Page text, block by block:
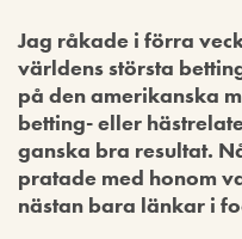
Jag råkade i förra
världens största
på den amerikanska
betting- eller
ganska bra resultat.
pratade med honom
nästan bara länkar i